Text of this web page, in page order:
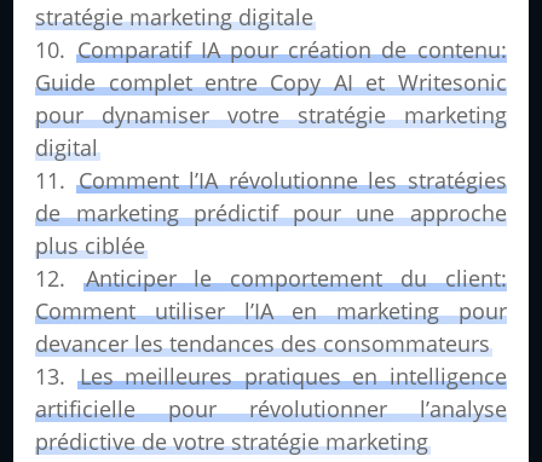
stratégie marketing digitale
Comparatif IA pour création de contenu:
Guide complet entre Copy AI et Writesonic
pour dynamiser votre stratégie marketing
digital
Comment l’IA révolutionne les stratégies
de marketing prédictif pour une approche
plus ciblée
Anticiper le comportement du client:
Comment utiliser l’IA en marketing pour
devancer les tendances des consommateurs
Les meilleures pratiques en intelligence
artificielle pour révolutionner l’analyse
prédictive de votre stratégie marketing